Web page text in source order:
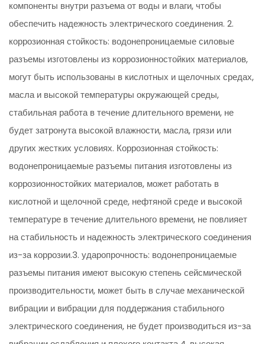
компоненты внутри разъема от воды и влаги, чтобы
обеспечить надежность электрического соединения. 2.
коррозионная стойкость: водонепроницаемые силовые
разъемы изготовлены из коррозионностойких материалов,
могут быть использованы в кислотных и щелочных средах,
масла и высокой температуры окружающей среды,
стабильная работа в течение длительного времени, не
будет затронута высокой влажности, масла, грязи или
других жестких условиях. Коррозионная стойкость:
водонепроницаемые разъемы питания изготовлены из
коррозионностойких материалов, может работать в
кислотной и щелочной среде, нефтяной среде и высокой
температуре в течение длительного времени, не повлияет
на стабильность и надежность электрического соединения
из-за коррозии.3. ударопрочность: водонепроницаемые
разъемы питания имеют высокую степень сейсмической
производительности, может быть в случае механической
вибрации и вибрации для поддержания стабильного
электрического соединения, не будет производиться из-за